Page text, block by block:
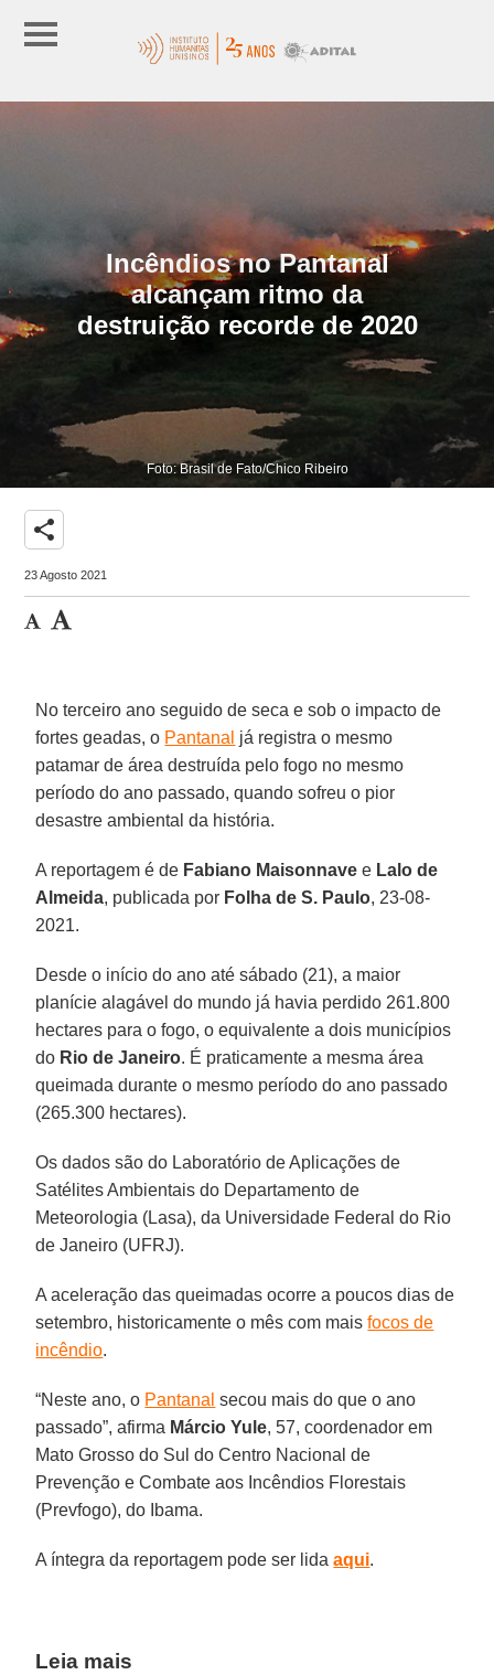
Incêndios no Pantanal
alcançam ritmo da
destruição recorde de 2020
Foto: Brasil de Fato/Chico Ribeiro
share
23 Agosto 2021
No terceiro ano seguido de seca e sob o impacto de
fortes geadas, o Pantanal já registra o mesmo
patamar de área destruída pelo fogo no mesmo
período do ano passado, quando sofreu o pior
desastre ambiental da história.
A reportagem é de Fabiano Maisonnave e Lalo de
Almeida, publicada por Folha de S. Paulo, 23-08-
2021.
Desde o início do ano até sábado (21), a maior
planície alagável do mundo já havia perdido 261.800
hectares para o fogo, o equivalente a dois municípios
do Rio de Janeiro. É praticamente a mesma área
queimada durante o mesmo período do ano passado
(265.300 hectares).
Os dados são do Laboratório de Aplicações de
Satélites Ambientais do Departamento de
Meteorologia (Lasa), da Universidade Federal do Rio
de Janeiro (UFRJ).
A aceleração das queimadas ocorre a poucos dias de
setembro, historicamente o mês com maisfocos de
incêndio.
“Neste ano, o Pantanal secou mais do que o ano
passado”, afirma Márcio Yule, 57, coordenador em
Mato Grosso do Sul do Centro Nacional de
Prevenção e Combate aos Incêndios Florestais
(Prevfogo), do Ibama.
A íntegra da reportagem pode ser lidaaqui.
Leia mais